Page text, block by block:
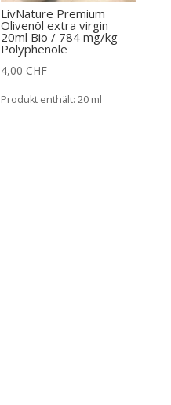
LivNature Premium
Olivenöl extra virgin
20ml Bio / 784 mg/kg
Polyphenole
4,00 CHF
Produkt enthält: 20 ml